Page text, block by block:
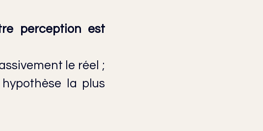
perception est
le réel ;
la plus